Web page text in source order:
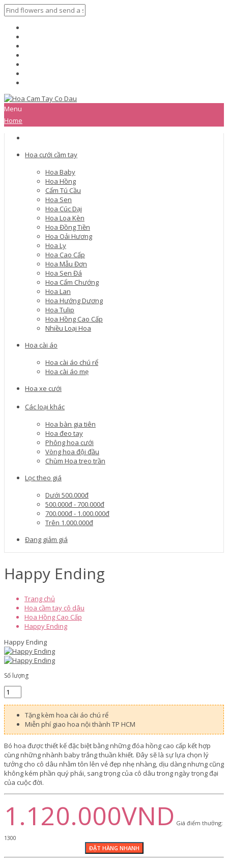
Menu
Home
Hoa cưới cầm tay
Hoa Baby
Hoa Hồng
Cẩm Tú Cầu
Hoa Sen
Hoa Cúc Dại
Hoa Loa Kèn
Hoa Đồng Tiền
Hoa Oải Hương
Hoa Ly
Hoa Cao Cấp
Hoa Mẫu Đơn
Hoa Sen Đá
Hoa Cẩm Chướng
Hoa Lan
Hoa Hướng Dương
Hoa Tulip
Hoa Hồng Cao Cấp
Nhiều Loại Hoa
Hoa cài áo
Hoa cài áo chú rể
Hoa cài áo mẹ
Hoa xe cưới
Các loại khác
Hoa bàn gia tiên
Hoa đeo tay
Phông hoa cưới
Vòng hoa đội đầu
Chùm Hoa treo trần
Lọc theo giá
Dưới 500.000đ
500.000đ - 700.000đ
700.000đ - 1.000.000đ
Trên 1.000.000đ
Đang giảm giá
Happy Ending
Trang chủ
Hoa cầm tay cô dâu
Hoa Hồng Cao Cấp
Happy Ending
Happy Ending
Số lượng
Tặng kèm hoa cài áo chú rể
Miễn phí giao hoa nội thành TP HCM
Bó hoa được thiết kế đặc biệt bằng những đóa hồng cao cấp kết hợp
cùng những nhành baby trắng thuần khiết. Đây sẽ là sự lựa chọn lý
tưởng cho cô dâu nhằm tôn lên vẻ đẹp nhẹ nhàng, dịu dàng nhưng cũng
không kém phần quý phái, sang trọng của cô dâu trong ngày trọng đại
của cuộc đời.
1.120.000VND Giá điểm thưởng:
1300